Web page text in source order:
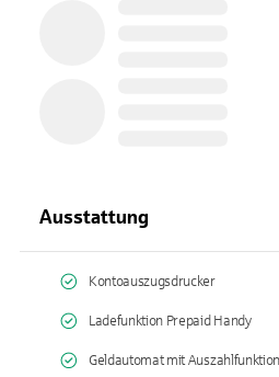
Ausstattung
Kontoauszugsdrucker
Ladefunktion Prepaid Handy
Geldautomat mit